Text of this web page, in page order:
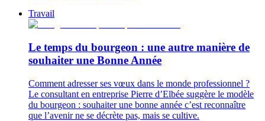
Travail
Le temps du bourgeon : une autre manière de
souhaiter une Bonne Année
Comment adresser ses vœux dans le monde professionnel ?
Le consultant en entreprise Pierre d’Elbée suggère le modèle
du bourgeon : souhaiter une bonne année c’est reconnaître
que l’avenir ne se décrète pas, mais se cultive.